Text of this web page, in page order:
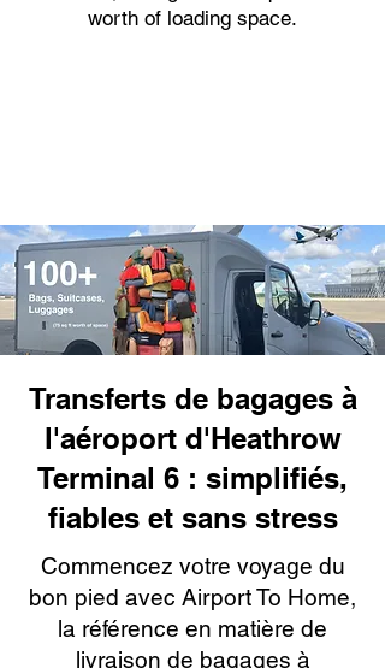
worth of loading space.
Transferts de bagages à
l'aéroport d'Heathrow
Terminal 6 : simplifiés,
fiables et sans stress
Commencez votre voyage du
bon pied avec Airport To Home,
la référence en matière de
livraison de bagages à